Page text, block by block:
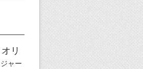
オリ
ジャー